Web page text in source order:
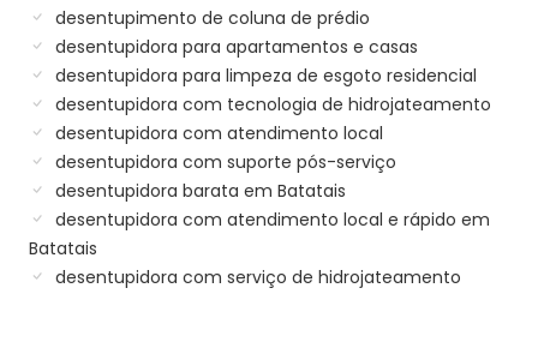
desentupimento de coluna de prédio
desentupidora para apartamentos e casas
desentupidora para limpeza de esgoto residencial
desentupidora com tecnologia de hidrojateamento
desentupidora com atendimento local
desentupidora com suporte pós-serviço
desentupidora barata em Batatais
desentupidora com atendimento local e rápido em
Batatais
desentupidora com serviço de hidrojateamento